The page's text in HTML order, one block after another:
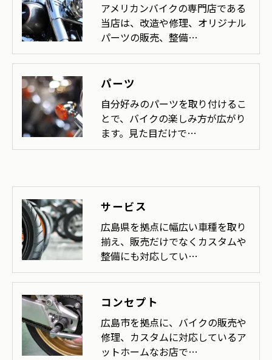
アメリカンバイクの専門店である
当店は、改造や修理、オリジナル
パーツの販売、整備…
パーツ
自分好みのパーツを取り付けるこ
とで、バイクの楽しみ方が広がり
ます。見た目だけで…
サービス
広島県を拠点に幅広い車種を取り
揃え、販売だけでなくカスタムや
整備にも対応してい…
コンセプト
広島市を拠点に、バイクの販売や
修理、カスタムに対応しているア
ットホームなお店で…